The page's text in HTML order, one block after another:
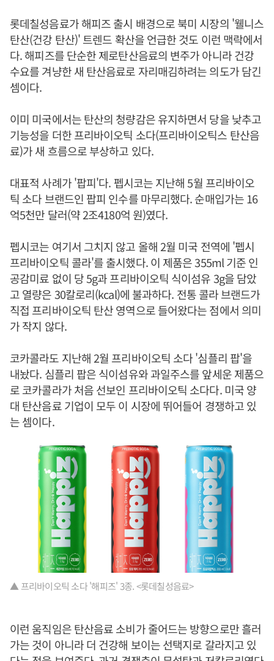
롯데칠성음료가 해피즈 출시 배경으로 북미 시장의 '웰니스
탄산(건강 탄산)' 트렌드 확산을 언급한 것도 이런 맥락에서
다. 해피즈를 단순한 제로탄산음료의 변주가 아니라 건강
수요를 겨냥한 새 탄산음료로 자리매김하려는 의도가 담긴
셈이다.
이미 미국에서는 탄산의 청량감은 유지하면서 당을 낮추고
기능성을 더한 프리바이오틱 소다(프리바이오틱스 탄산음
료)가 새 흐름으로 부상하고 있다.
대표적 사례가 '팝피'다. 펩시코는 지난해 5월 프리바이오
틱 소다 브랜드인 팝피 인수를 마무리했다. 순매입가는 16
억5천만 달러(약 2조4180억 원)였다.
펩시코는 여기서 그치지 않고 올해 2월 미국 전역에 '펩시
프리바이오틱 콜라'를 출시했다. 이 제품은 355ml 기준 인
공감미료 없이 당 5g과 프리바이오틱 식이섬유 3g을 담았
고 열량은 30칼로리(kcal)에 불과하다. 전통 콜라 브랜드가
직접 프리바이오틱 탄산 영역으로 들어왔다는 점에서 의미
가 작지 않다.
코카콜라도 지난해 2월 프리바이오틱 소다 '심플리 팝'을
내놨다. 심플리 팝은 식이섬유와 과일주스를 앞세운 제품으
로 코카콜라가 처음 선보인 프리바이오틱 소다다. 미국 양
대 탄산음료 기업이 모두 이 시장에 뛰어들어 경쟁하고 있
는 셈이다.
▲ 프리바이오틱 소다 '해피즈' 3종. <롯데칠성음료>
이런 움직임은 탄산음료 소비가 줄어드는 방향으로만 흘러
가는 것이 아니라 더 건강해 보이는 선택지로 갈라지고 있